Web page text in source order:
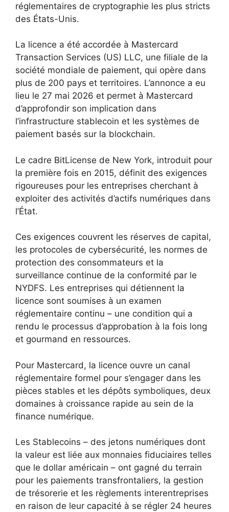
réglementaires de cryptographie les plus stricts
des États-Unis.
La licence a été accordée à Mastercard
Transaction Services (US) LLC, une filiale de la
société mondiale de paiement, qui opère dans
plus de 200 pays et territoires. L’annonce a eu
lieu le 27 mai 2026 et permet à Mastercard
d’approfondir son implication dans
l’infrastructure stablecoin et les systèmes de
paiement basés sur la blockchain.
Le cadre BitLicense de New York, introduit pour
la première fois en 2015, définit des exigences
rigoureuses pour les entreprises cherchant à
exploiter des activités d’actifs numériques dans
l’État.
Ces exigences couvrent les réserves de capital,
les protocoles de cybersécurité, les normes de
protection des consommateurs et la
surveillance continue de la conformité par le
NYDFS. Les entreprises qui détiennent la
licence sont soumises à un examen
réglementaire continu – une condition qui a
rendu le processus d’approbation à la fois long
et gourmand en ressources.
Pour Mastercard, la licence ouvre un canal
réglementaire formel pour s’engager dans les
pièces stables et les dépôts symboliques, deux
domaines à croissance rapide au sein de la
finance numérique.
Les Stablecoins – des jetons numériques dont
la valeur est liée aux monnaies fiduciaires telles
que le dollar américain – ont gagné du terrain
pour les paiements transfrontaliers, la gestion
de trésorerie et les règlements interentreprises
en raison de leur capacité à se régler 24 heures